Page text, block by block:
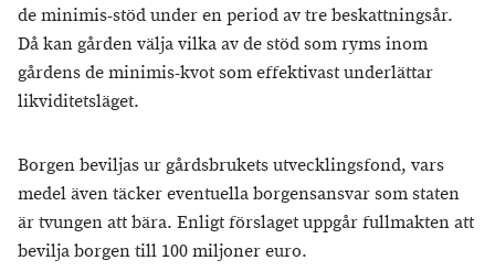
de minimis-stöd under en period av tre beskattningsår.
Då kan gården välja vilka av de stöd som ryms inom
gårdens de minimis-kvot som effektivast underlättar
likviditetsläget.
Borgen beviljas ur gårdsbrukets utvecklingsfond, vars
medel även täcker eventuella borgensansvar som staten
är tvungen att bära. Enligt förslaget uppgår fullmakten att
bevilja borgen till 100 miljoner euro.